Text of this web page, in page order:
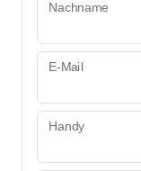
Nachname
E-Mail
Handy